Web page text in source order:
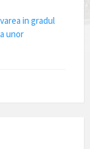
in gradul
unor